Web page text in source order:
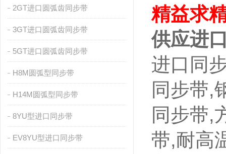
2GT进口圆弧齿同步带
3GT进口圆弧齿同步带
5GT进口圆弧齿同步带
H8M圆弧型同步带
H14M圆弧型同步带
8YU型进口同步带
EV8YU型进口同步带
精益求
供应进
进口同
同步带,
同步带,
带,耐高